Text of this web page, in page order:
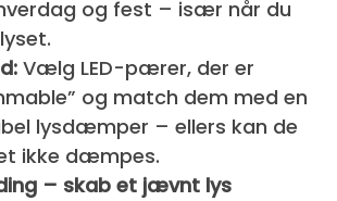
og fest – især når du
Vælg LED-pærer, der er
og match dem med en
lysdæmper – ellers kan de
ikke dæmpes.
– skab et jævnt lys